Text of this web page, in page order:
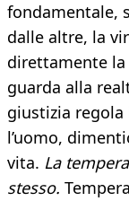
fondamentale,
dalle altre, la
direttamente la
guarda alla
giustizia
l’uomo,
vita. La
stesso.